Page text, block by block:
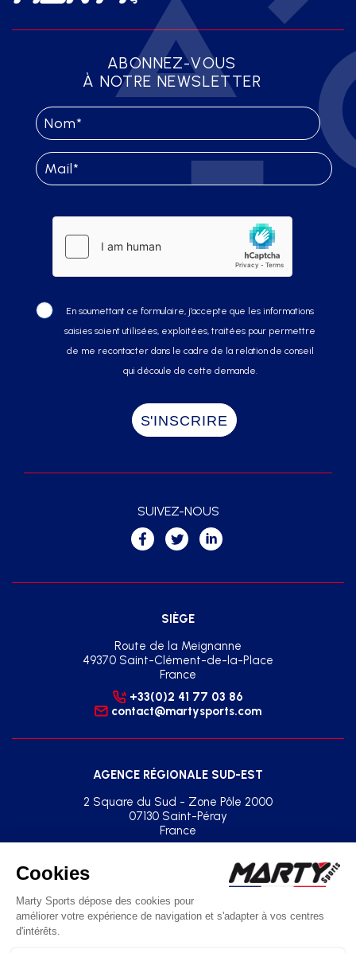
ABONNEZ-VOUS
À NOTRE NEWSLETTER
En soumettant ce formulaire, j’accepte que les informations
saisies soient utilisées, exploitées, traitées pour permettre
de me recontacter dans le cadre de la relation de conseil
qui découle de cette demande.
SIÈGE
Route de la Meignanne
49370 Saint-Clément-de-la-Place
France
+33(0)2 41 77 03 86
contact@martysports.com
AGENCE RÉGIONALE SUD-EST
2 Square du Sud - Zone Pôle 2000
07130 Saint-Péray
France
agence.sud.est@martysports.com
SUIVEZ-NOUS